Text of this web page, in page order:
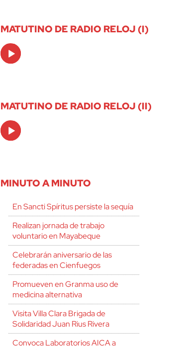
MATUTINO DE RADIO RELOJ (I)
Audio
Player
MATUTINO DE RADIO RELOJ (II)
Audio
Player
MINUTO A MINUTO
En Sancti Spíritus persiste la sequía
Realizan jornada de trabajo
voluntario en Mayabeque
Celebrarán aniversario de las
federadas en Cienfuegos
Promueven en Granma uso de
medicina alternativa
Visita Villa Clara Brigada de
Solidaridad Juan Rius Rivera
Convoca Laboratorios AICA a